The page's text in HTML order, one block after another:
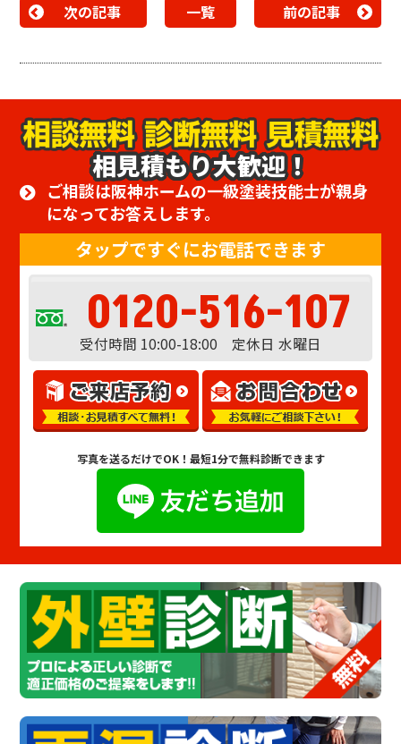
次の記事 一覧 前の記事
相見積もり大歓迎！
ご相談は阪神ホームの一級塗装技能士が親身
になってお答えします。
タップですぐにお電話できます
0120-516-107
受付時間 10:00-18:00 定休日 水曜日
写真を送るだけでOK！ 最短1分で無料診断できます